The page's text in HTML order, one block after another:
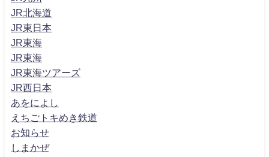
JR北海道
JR東日本
JR東海
JR東海
JR東海ツアーズ
JR西日本
あをによし
えちごトキめき鉄道
お知らせ
しまかぜ